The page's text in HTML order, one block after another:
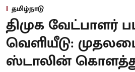
தமிழ்நாடு
திமுக வேட்பாளர்
வெளியீடு:
ஸ்டாலின்